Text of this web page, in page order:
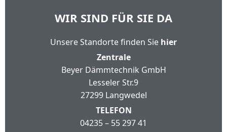
WIR SIND FÜR SIE DA
Unsere Standorte finden Sie hier
Zentrale
Beyer Dämmtechnik GmbH
Lesseler Str.9
27299 Langwedel
TELEFON
04235 – 55 297 41